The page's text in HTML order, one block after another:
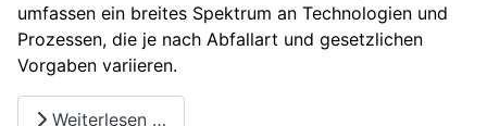
umfassen ein breites Spektrum an Technologien und
Prozessen, die je nach Abfallart und gesetzlichen
Vorgaben variieren.
Weiterlesen …